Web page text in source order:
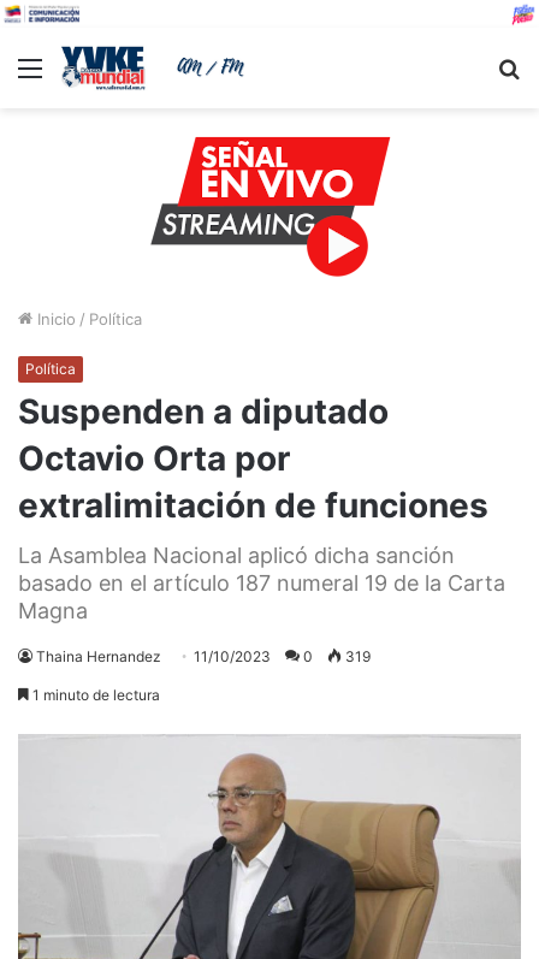
Menu
Inicio / Política
Política
Suspenden a diputado
Octavio Orta por
extralimitación de funciones
La Asamblea Nacional aplicó dicha sanción
basado en el artículo 187 numeral 19 de la Carta
Magna
Thaina Hernandez 11/10/2023 0 319
1 minuto de lectura